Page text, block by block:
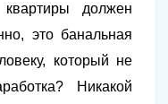
должен
это банальная
который не
Никакой